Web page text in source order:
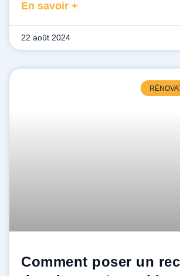
En savoir +
22 août 2024
Comment poser un